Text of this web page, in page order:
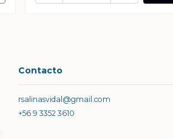
Contacto
rsalinasvidal@gmail.com
+56 9 3352 3610